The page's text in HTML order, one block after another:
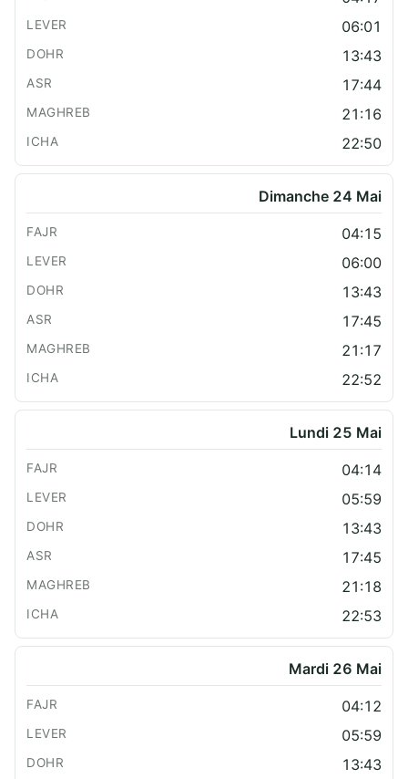
06:01
13:43
17:44
21:16
22:50
Dimanche 24 Mai
04:15
06:00
13:43
17:45
21:17
22:52
Lundi 25 Mai
04:14
05:59
13:43
17:45
21:18
22:53
Mardi 26 Mai
04:12
05:59
13:43